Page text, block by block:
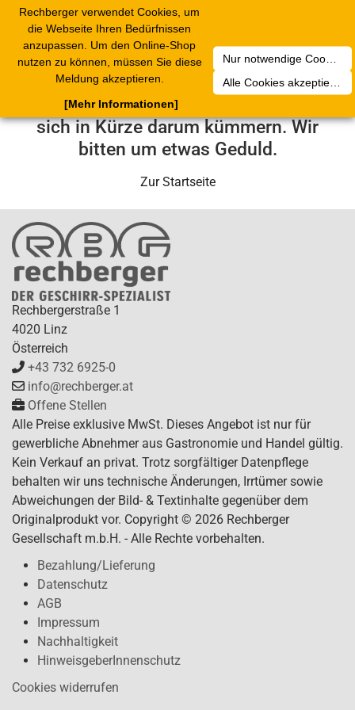
Rechberger verwendet Cookies, um
die Webseite Ihren Bedürfnissen
anzupassen. Um den Online-Shop
nutzen zu können, müssen Sie diese
Meldung akzeptieren.
Nur notwendige Cookies akzeptieren
Alle Cookies akzeptieren
[Mehr Informationen]
Leider ist ein technischer Fehler
aufgetreten. Unser Service-Team wird
sich in Kürze darum kümmern. Wir
bitten um etwas Geduld.
Zur Startseite
Rechbergerstraße 1
4020 Linz
Österreich
+43 732 6925-0
info@rechberger.at
Offene Stellen
Alle Preise exklusive MwSt. Dieses Angebot ist nur für
gewerbliche Abnehmer aus Gastronomie und Handel gültig.
Kein Verkauf an privat. Trotz sorgfältiger Datenpflege
behalten wir uns technische Änderungen, Irrtümer sowie
Abweichungen der Bild- & Textinhalte gegenüber dem
Originalprodukt vor. Copyright © 2026 Rechberger
Gesellschaft m.b.H. - Alle Rechte vorbehalten.
Bezahlung/Lieferung
Datenschutz
AGB
Impressum
Nachhaltigkeit
HinweisgeberInnenschutz
Cookies widerrufen